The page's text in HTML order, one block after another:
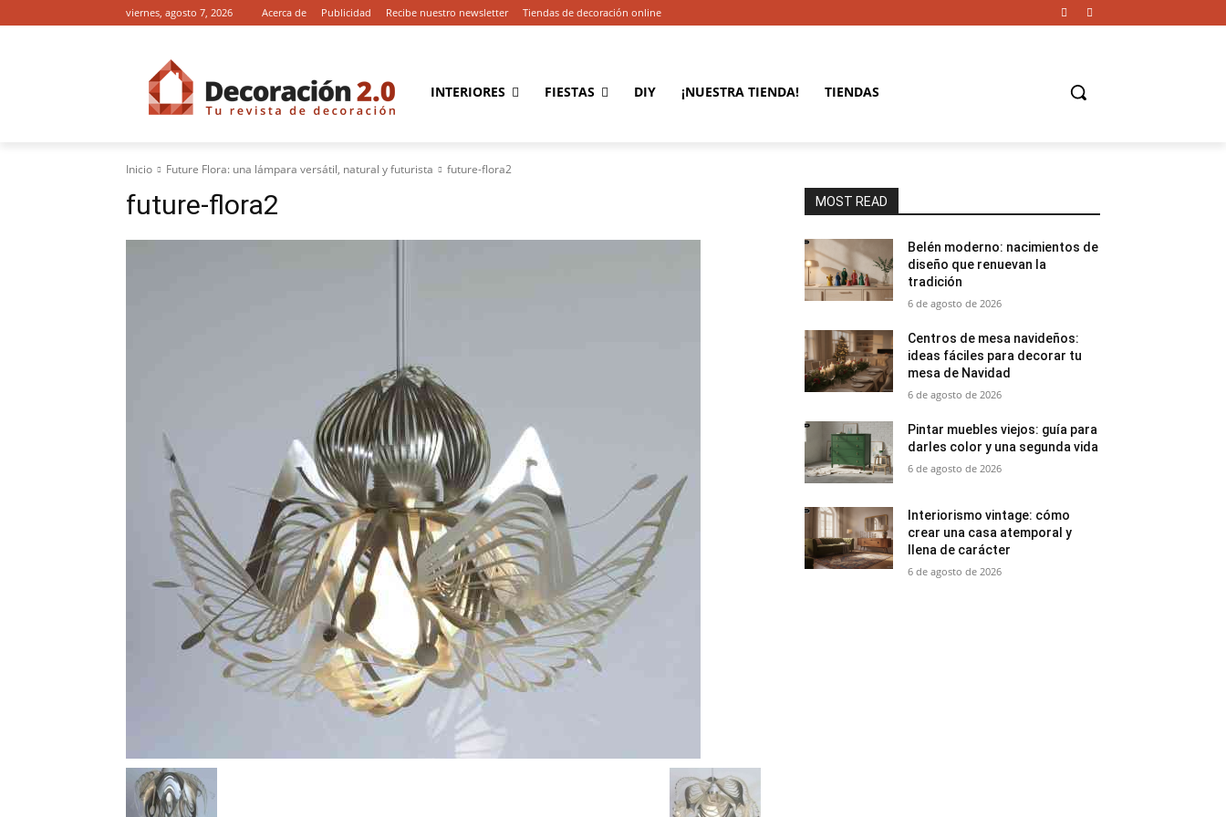
viernes, agosto 7, 2026 Acerca de Publicidad Recibe nuestro newsletter Tiendas de decoración online
INTERIORES FIESTAS DIY ¡NUESTRA TIENDA! TIENDAS
Inicio Future Flora: una lámpara versátil, natural y futurista future-flora2
future-flora2 MOST READ
Belén moderno: nacimientos de
diseño que renuevan la
tradición
6 de agosto de 2026
Centros de mesa navideños:
ideas fáciles para decorar tu
mesa de Navidad
6 de agosto de 2026
Pintar muebles viejos: guía para
darles color y una segunda vida
6 de agosto de 2026
Interiorismo vintage: cómo
crear una casa atemporal y
llena de carácter
6 de agosto de 2026